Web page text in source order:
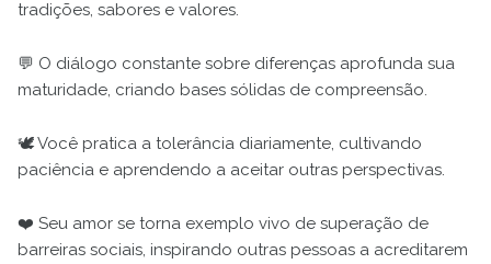
tradições, sabores e valores.
💬 O diálogo constante sobre diferenças aprofunda sua
maturidade, criando bases sólidas de compreensão.
🕊️ Você pratica a tolerância diariamente, cultivando
paciência e aprendendo a aceitar outras perspectivas.
❤️ Seu amor se torna exemplo vivo de superação de
barreiras sociais, inspirando outras pessoas a acreditarem